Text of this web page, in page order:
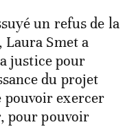
un refus de la
Laura Smet a
justice pour
du projet
pouvoir exercer
pour pouvoir